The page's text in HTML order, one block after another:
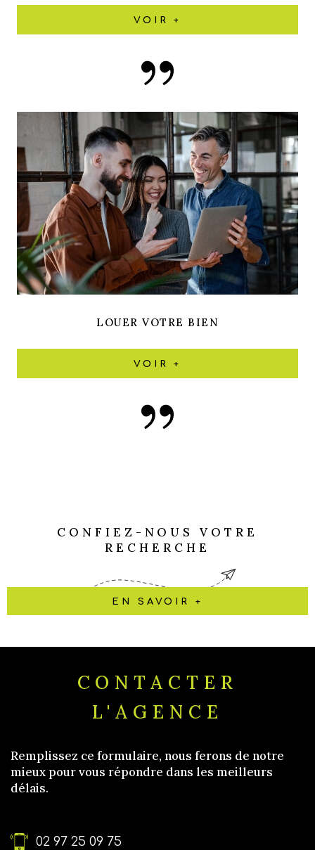
VOIR +
LOUER VOTRE BIEN
VOIR +
CONFIEZ-NOUS VOTRE
RECHERCHE
EN SAVOIR +
CONTACTER
L'AGENCE
Remplissez ce formulaire, nous ferons de notre
mieux pour vous répondre dans les meilleurs
délais.
02 97 25 09 75